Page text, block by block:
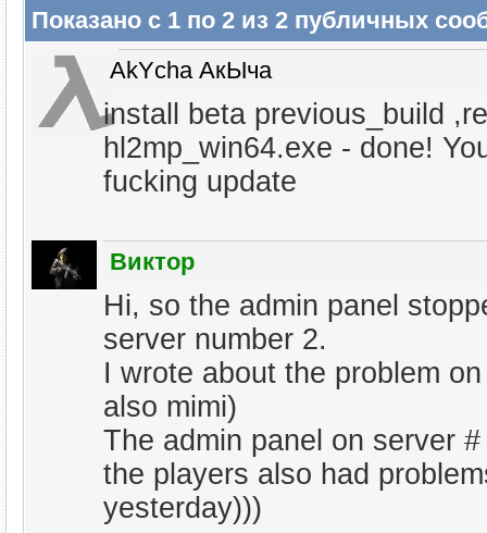
Показано с 1 по 2 из 2 публичных
AkYcha АкЫча
install beta previous_build
hl2mp_win64.exe - done!
fucking update
Виктор
Hi, so the admin panel
server number 2.
I wrote about the problem
also mimi)
The admin panel on server
the players also had
yesterday)))